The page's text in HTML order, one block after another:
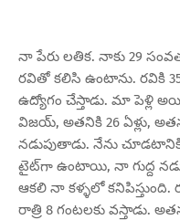
నా పేరు లతిక. నాకు 29
రవితో కలిసి ఉంటాను. రవికి
ఉద్యోగం చేస్తాడు. మా పెళ్లి
విజయ్, అతనికి 26 ఏళ్లు,
నడుపుతాడు. నేను
టైట్‌గా ఉంటాయి, నా గుద్ద
ఆకలి నా కళ్ళలో
రాత్రి 8 గంటలకు వస్తాడు.